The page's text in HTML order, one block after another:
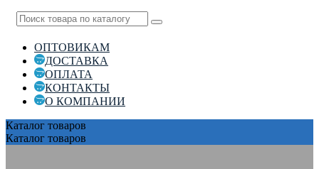
ОПТОВИКАМ
ДОСТАВКА
ОПЛАТА
КОНТАКТЫ
О КОМПАНИИ
Каталог товаров
Каталог товаров